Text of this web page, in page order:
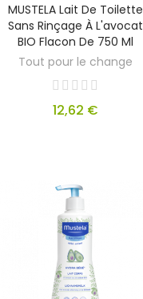
MUSTELA Lait De Toilette
Sans Rinçage À L'avocat
BIO Flacon De 750 Ml
Tout pour le change
12,62 €